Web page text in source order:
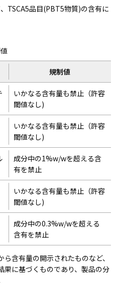
TSCA5品目(PBT5物質)の含有に
規制値
いかなる含有量も禁止（許容
閾値なし)
いかなる含有量も禁止（許容
閾値なし)
成分中の1%w/wを超える含
有を禁止
いかなる含有量も禁止（許容
閾値なし)
成分中の0.3%w/wを超える
含有を禁止
含有量の開示されたものなど、
果に基づくものであり、製品の分